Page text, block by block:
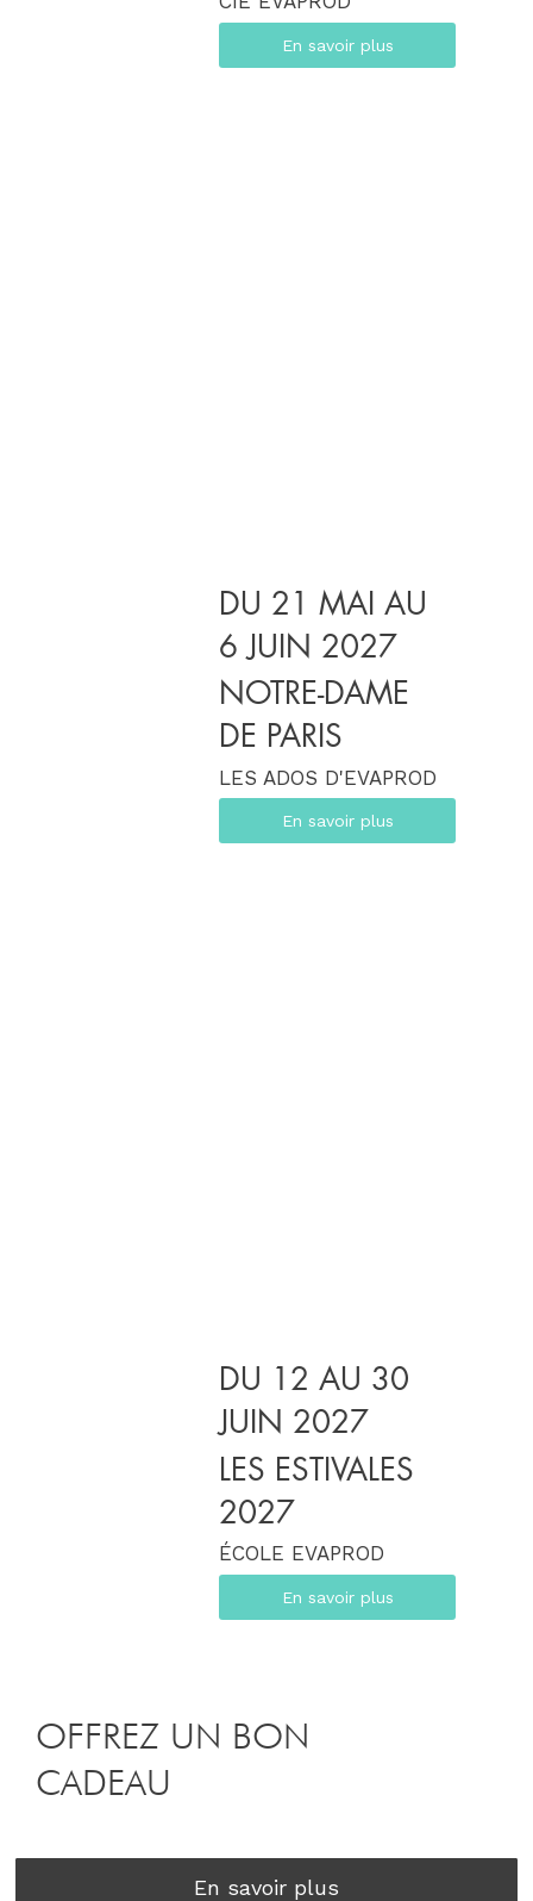
En savoir plus
OFFREZ UN BON
CADEAU
En savoir plus
DU 21 MAI AU
6 JUIN 2027
NOTRE-DAME
DE PARIS
LES ADOS D'EVAPROD
En savoir plus
DU 12 AU 30
JUIN 2027
LES ESTIVALES
2027
ÉCOLE EVAPROD
En savoir plus